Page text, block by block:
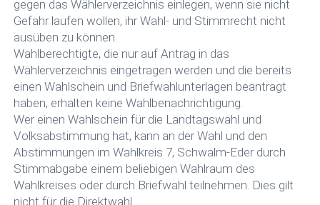
gegen das Wählerverzeichnis einlegen, wenn sie nicht
Gefahr laufen wollen, ihr Wahl- und Stimmrecht nicht
ausüben zu können.
Wahlberechtigte, die nur auf Antrag in das
Wählerverzeichnis eingetragen werden und die bereits
einen Wahlschein und Briefwahlunterlagen beantragt
haben, erhalten keine Wahlbenachrichtigung.
Wer einen Wahlschein für die Landtagswahl und
Volksabstimmung hat, kann an der Wahl und den
Abstimmungen im Wahlkreis 7, Schwalm-Eder durch
Stimmabgabe einem beliebigen Wahlraum des
Wahlkreises oder durch Briefwahl teilnehmen. Dies gilt
nicht für die Direktwahl.